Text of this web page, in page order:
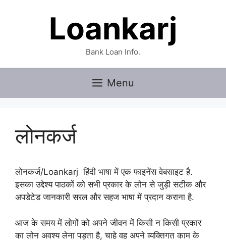
Loankarj
Bank Loan Info.
Menu
लोनकर्ज
लोनकर्ज/Loankarj हिंदी भाषा में एक फाइनेंस वेबसाइट है.
इसका उद्देश्य पाठकों को सभी प्रकार के लोन से जुड़ी सटीक और
अपडेटेड जानकारी सरल और सहज भाषा में प्रदान कराना है.
आज के समय में लोगों को अपने जीवन में किसी न किसी प्रकार
का लोन अवश्य लेना पड़ता है, चाहे वह अपने व्यक्तिगत काम के